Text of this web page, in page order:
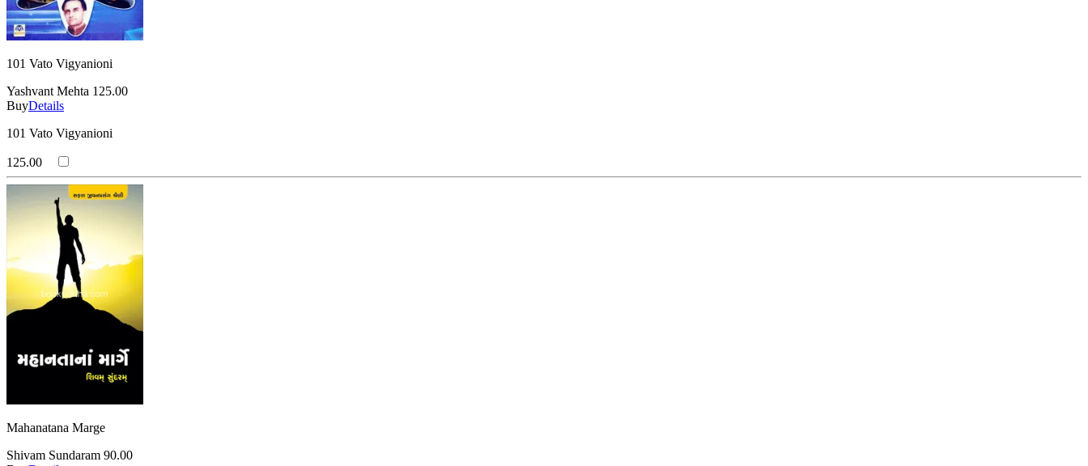
101 Vato Vigyanioni
Yashvant Mehta 125.00
BuyDetails
101 Vato Vigyanioni
125.00
Mahanatana Marge
Shivam Sundaram 90.00